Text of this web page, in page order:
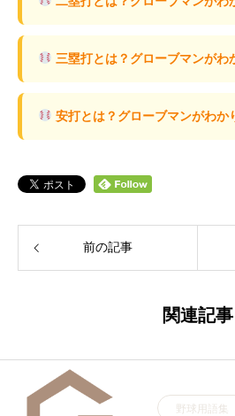
三塁打とは？グローブマンがわ
安打とは？グローブマンがわか
前の記事
関連記事
野球用語集